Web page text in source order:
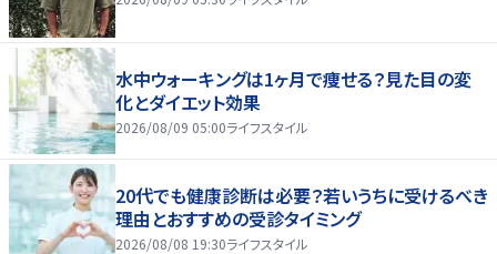
水中ウォーキングは1ヶ月で痩せる？見た目の変
化とダイエット効果
2026/08/09 05:00ライフスタイル
20代でも健康診断は必要？若いうちに受けるべき
理由とおすすめの受診タイミング
2026/08/08 19:30ライフスタイル